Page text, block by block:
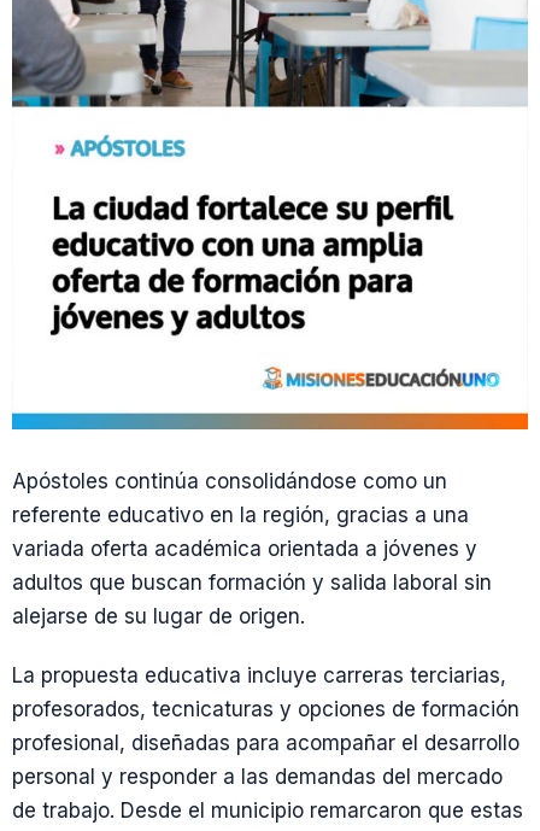
Apóstoles continúa consolidándose como un
referente educativo en la región, gracias a una
variada oferta académica orientada a jóvenes y
adultos que buscan formación y salida laboral sin
alejarse de su lugar de origen.
La propuesta educativa incluye carreras terciarias,
profesorados, tecnicaturas y opciones de formación
profesional, diseñadas para acompañar el desarrollo
personal y responder a las demandas del mercado
de trabajo. Desde el municipio remarcaron que estas